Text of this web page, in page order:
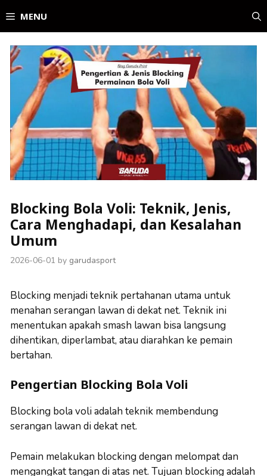
to
content
MENU
Blocking Bola Voli: Teknik, Jenis,
Cara Menghadapi, dan Kesalahan
Umum
2026-06-01 by garudasport
Blocking menjadi teknik pertahanan utama untuk
menahan serangan lawan di dekat net. Teknik ini
menentukan apakah smash lawan bisa langsung
dihentikan, diperlambat, atau diarahkan ke pemain
bertahan.
Pengertian Blocking Bola Voli
Blocking bola voli adalah teknik membendung
serangan lawan di dekat net.
Pemain melakukan blocking dengan melompat dan
mengangkat tangan di atas net. Tujuan blocking adalah